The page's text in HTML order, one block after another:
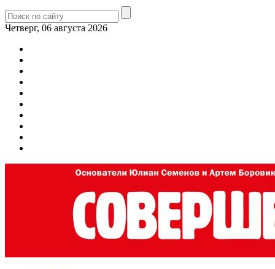
Четверг, 06 августа 2026